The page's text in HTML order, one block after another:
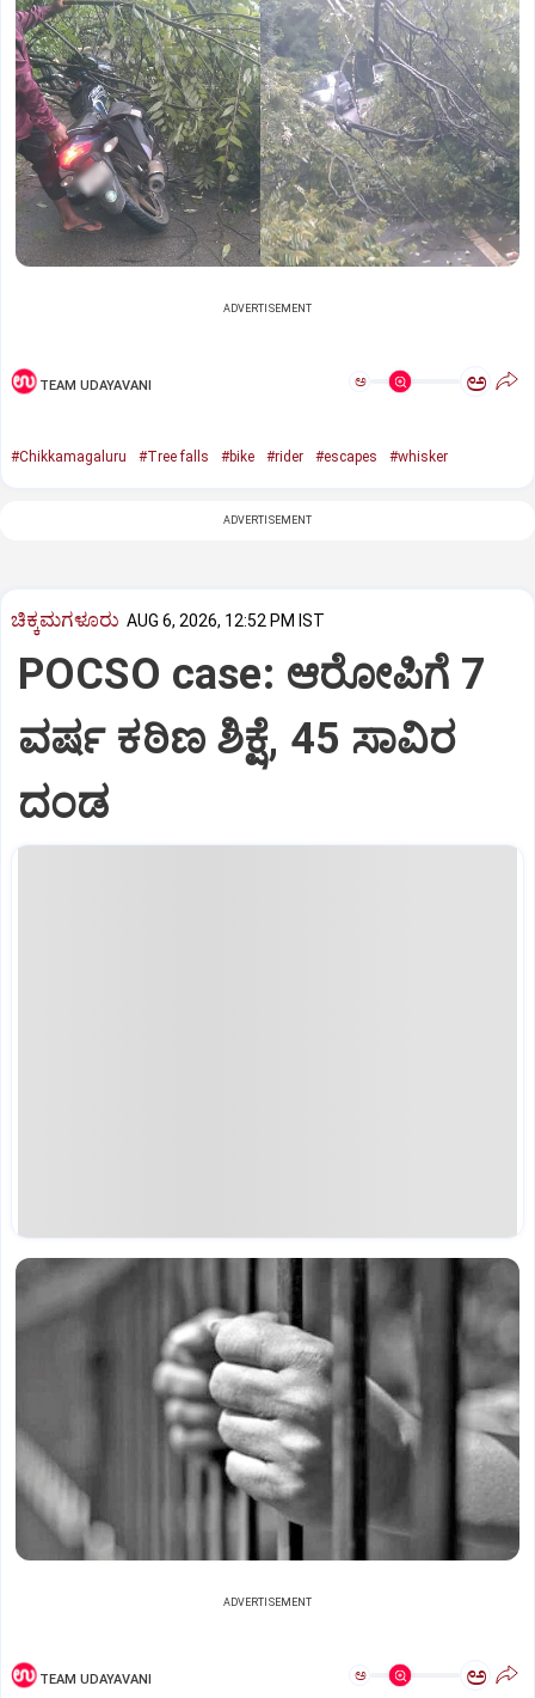
ADVERTISEMENT
TEAM UDAYAVANI ಅ ಅ
#Chikkamagaluru #Tree falls #bike #rider #escapes #whisker
ADVERTISEMENT
ಚಿಕ್ಕಮಗಳೂರು AUG 6, 2026, 12:52 PM IST
POCSO case: ಆರೋಪಿಗೆ 7
ವರ್ಷ ಕಠಿಣ ಶಿಕ್ಷೆ, 45 ಸಾವಿರ
ದಂಡ
ADVERTISEMENT
TEAM UDAYAVANI ಅ ಅ